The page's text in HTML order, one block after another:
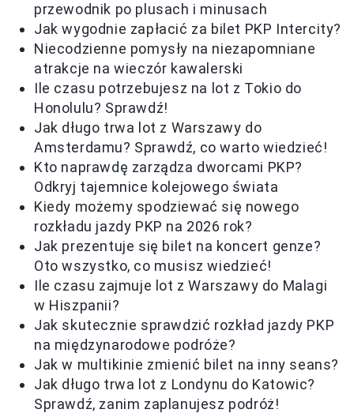
przewodnik po plusach i minusach
Jak wygodnie zapłacić za bilet PKP Intercity?
Niecodzienne pomysły na niezapomniane
atrakcje na wieczór kawalerski
Ile czasu potrzebujesz na lot z Tokio do
Honolulu? Sprawdź!
Jak długo trwa lot z Warszawy do
Amsterdamu? Sprawdź, co warto wiedzieć!
Kto naprawdę zarządza dworcami PKP?
Odkryj tajemnice kolejowego świata
Kiedy możemy spodziewać się nowego
rozkładu jazdy PKP na 2026 rok?
Jak prezentuje się bilet na koncert genze?
Oto wszystko, co musisz wiedzieć!
Ile czasu zajmuje lot z Warszawy do Malagi
w Hiszpanii?
Jak skutecznie sprawdzić rozkład jazdy PKP
na międzynarodowe podróże?
Jak w multikinie zmienić bilet na inny seans?
Jak długo trwa lot z Londynu do Katowic?
Sprawdź, zanim zaplanujesz podróż!